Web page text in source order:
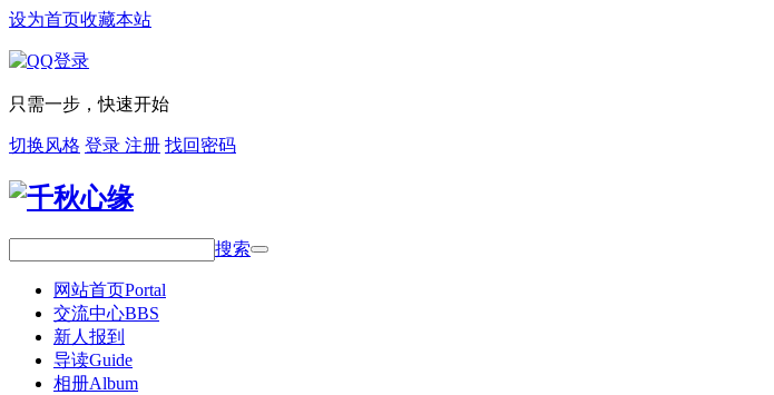
设为首页收藏本站
只需一步，快速开始
切换风格 登录 注册 找回密码
搜索
网站首页Portal
交流中心BBS
新人报到
导读Guide
相册Album